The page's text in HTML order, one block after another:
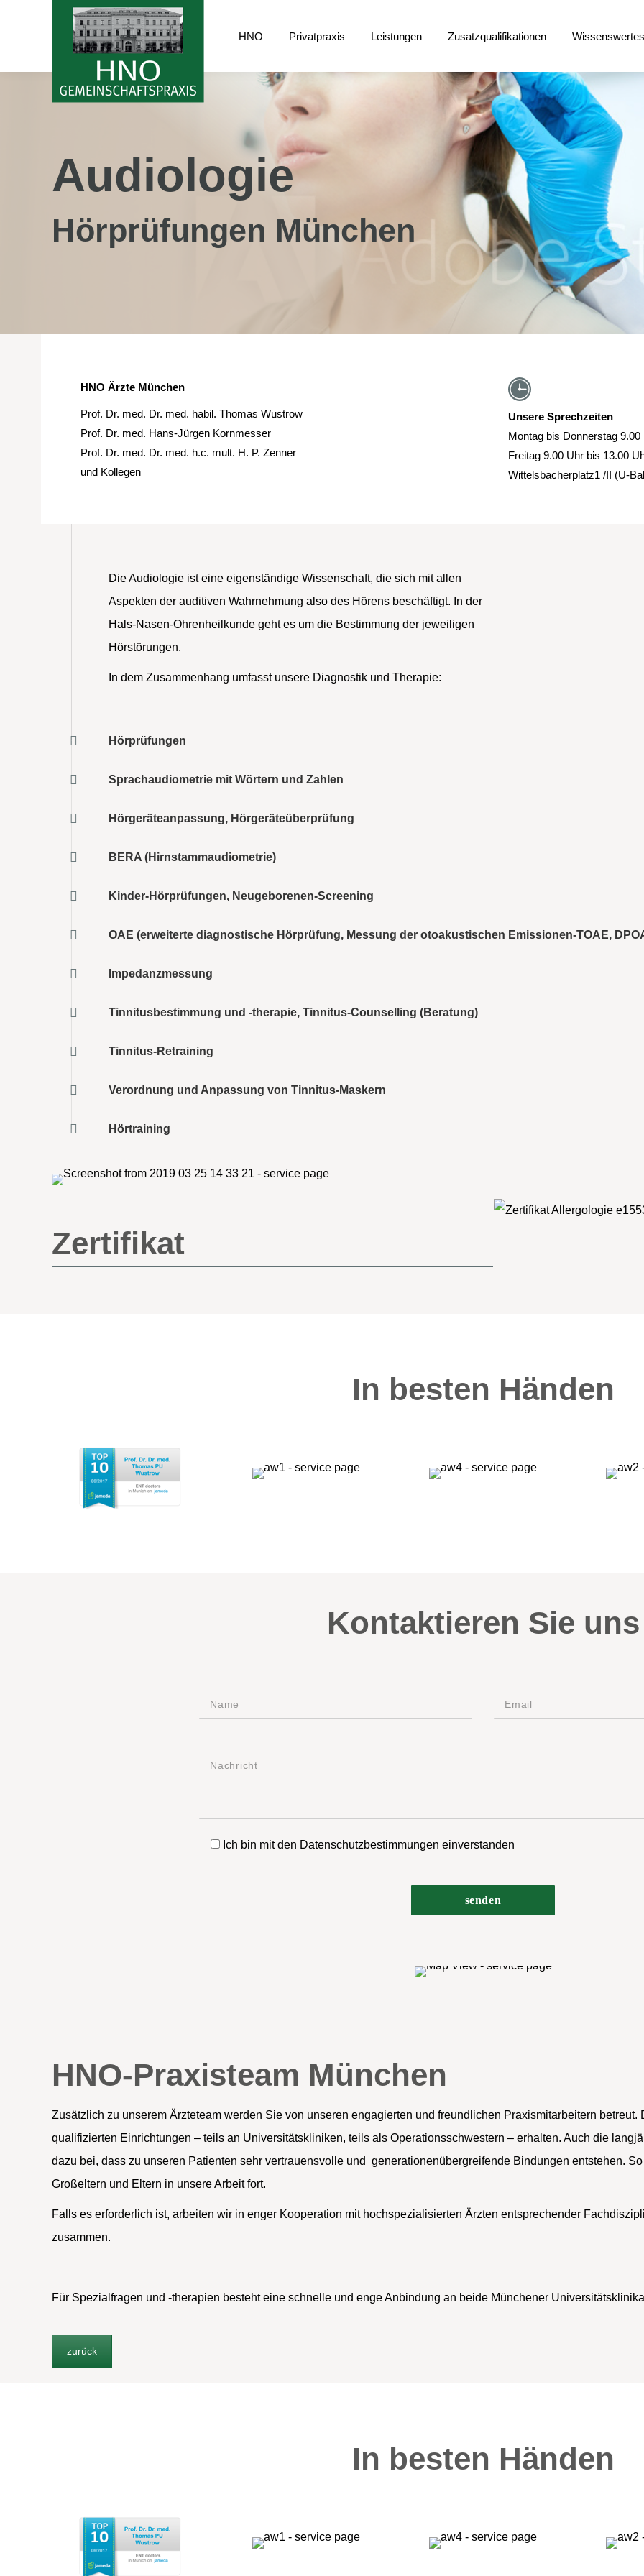
HNO Privatpraxis Leistungen Zusatzqualifikationen
Audiologie
Hörprüfungen München
HNO Ärzte München
Prof. Dr. med. Dr. med. habil. Thomas Wustrow
Prof. Dr. med. Hans-Jürgen Kornmesser
Prof. Dr. med. Dr. med. h.c. mult. H. P. Zenner
und Kollegen
Unsere Sprechzeiten
Montag bis Donnerstag
Freitag 9.00 Uhr bis 13.00
Wittelsbacherplatz1 /II (U-
Die Audiologie ist eine eigenständige Wissenschaft, die sich mit allen
Aspekten der auditiven Wahrnehmung also des Hörens beschäftigt. In der
Hals-Nasen-Ohrenheilkunde geht es um die Bestimmung der jeweiligen
Hörstörungen.
In dem Zusammenhang umfasst unsere Diagnostik und Therapie:
Hörprüfungen
Sprachaudiometrie mit Wörtern und Zahlen
Hörgeräteanpassung, Hörgeräteüberprüfung
BERA (Hirnstammaudiometrie)
Kinder-Hörprüfungen, Neugeborenen-Screening
OAE (erweiterte diagnostische Hörprüfung, Messung der otoakustischen Emissionen-TOAE,
Impedanzmessung
Tinnitusbestimmung und -therapie, Tinnitus-Counselling (Beratung)
Tinnitus-Retraining
Verordnung und Anpassung von Tinnitus-Maskern
Hörtraining
Zertifikat
In besten Händen
Kontaktieren Sie uns
Ich bin mit den Datenschutzbestimmungen einverstanden
HNO-Praxisteam München
Zusätzlich zu unserem Ärzteteam werden Sie von unseren engagierten und freundlichen Praxismitarbeitern
qualifizierten Einrichtungen – teils an Universitätskliniken, teils als Operationsschwestern – erhalten. Auch die
dazu bei, dass zu unseren Patienten sehr vertrauensvolle und generationenübergreifende Bindungen entstehen.
Großeltern und Eltern in unsere Arbeit fort.
Falls es erforderlich ist, arbeiten wir in enger Kooperation mit hochspezialisierten Ärzten entsprechender
zusammen.
Für Spezialfragen und -therapien besteht eine schnelle und enge Anbindung an beide Münchener
zurück
In besten Händen